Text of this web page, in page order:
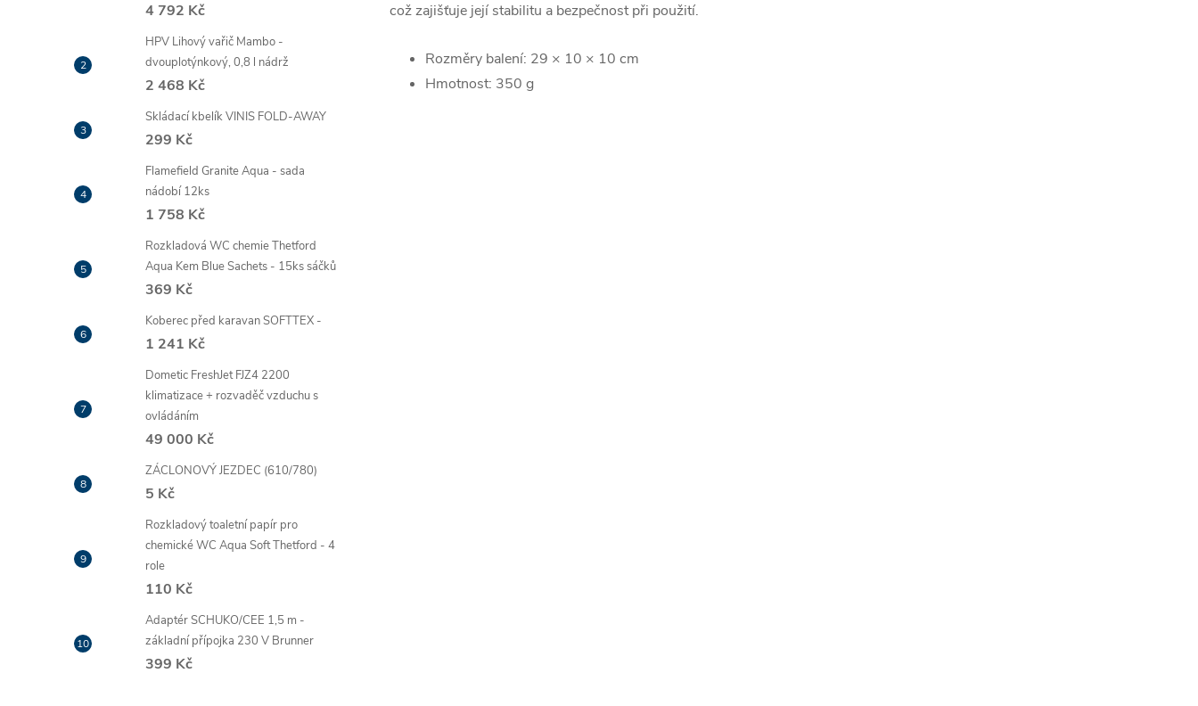
4 792 Kč
HPV Lihový vařič Mambo -
dvouplotýnkový, 0,8 l nádrž
2 468 Kč
Skládací kbelík VINIS FOLD-AWAY
299 Kč
Flamefield Granite Aqua - sada
nádobí 12ks
1 758 Kč
Rozkladová WC chemie Thetford
Aqua Kem Blue Sachets - 15ks sáčků
369 Kč
Koberec před karavan SOFTTEX -
1 241 Kč
Dometic FreshJet FJZ4 2200
klimatizace + rozvaděč vzduchu s
ovládáním
49 000 Kč
ZÁCLONOVÝ JEZDEC (610/780)
5 Kč
Rozkladový toaletní papír pro
chemické WC Aqua Soft Thetford - 4
role
110 Kč
Adaptér SCHUKO/CEE 1,5 m -
základní přípojka 230 V Brunner
399 Kč
což zajišťuje její stabilitu a bezpečnost při použití.
Rozměry balení: 29 × 10 × 10 cm
Hmotnost: 350 g